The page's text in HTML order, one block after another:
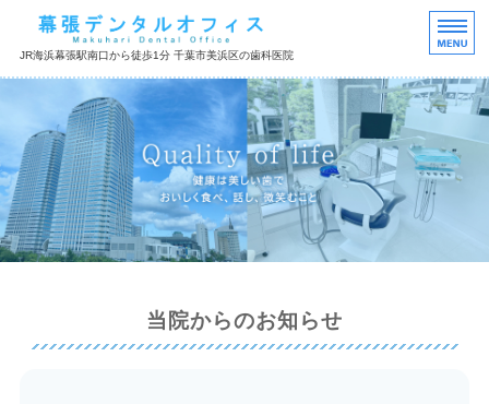
千葉市美浜区の歯科医
JR海浜幕張駅南口から徒歩1分 千葉市美浜区の歯科医院
診療内容
院長紹介
医院紹介
当院からのお知らせ